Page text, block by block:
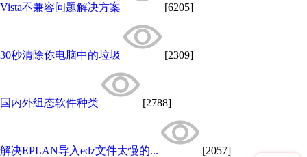
Vista不兼容问题解决方案 [6205]
30秒清除你电脑中的垃圾 [2309]
国内外组态软件种类 [2788]
解决EPLAN导入edz文件太慢的... [2057]